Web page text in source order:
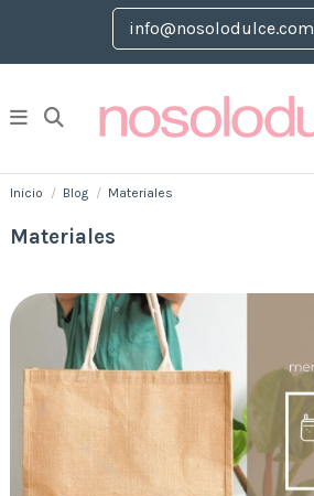
info@nosolodulce.com
Inicio Blog Materiales
Materiales